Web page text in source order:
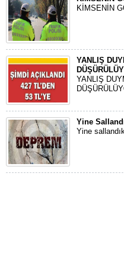
KİMSENİN
YANLIŞ
YANLIŞ
Yine
Yine